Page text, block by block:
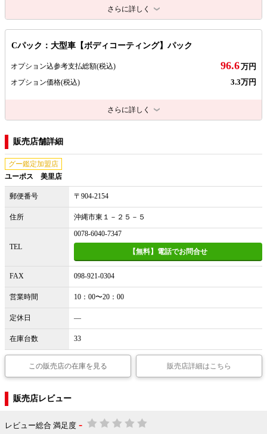
さらに詳しく
Cパック：大型車【ボディコーティング】パック
オプション込参考支払総額(税込) 96.6万円
オプション価格(税込) 3.3万円
さらに詳しく
販売店舗詳細
グー鑑定加盟店
ユーポス 美里店
郵便番号 〒904-2154
住所 沖縄市東１－２５－５
TEL
0078-6040-7347
【無料】電話でお問合せ
FAX 098-921-0304
営業時間 10：00〜20：00
定休日 ―
在庫台数 33
この販売店の在庫を見る 販売店詳細はこちら
販売店レビュー
レビュー総合 満足度 -